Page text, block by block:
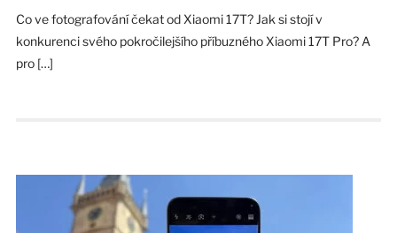
Co ve fotografování čekat od Xiaomi 17T? Jak si stojí v
konkurenci svého pokročilejšího příbuzného Xiaomi 17T Pro? A
pro […]